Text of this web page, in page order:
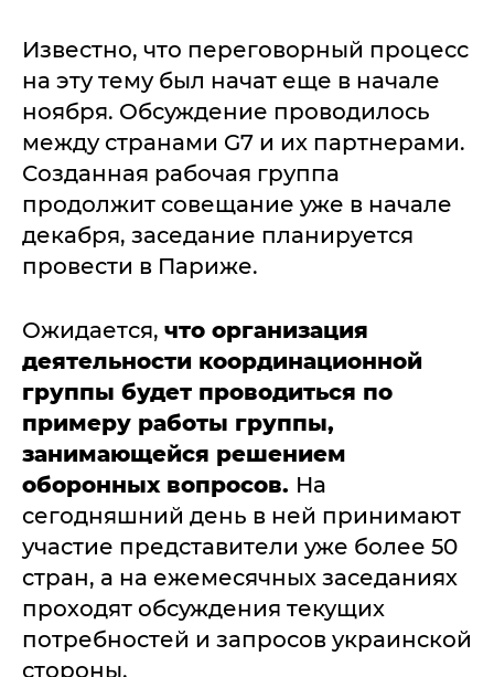
Известно, что переговорный процесс
на эту тему был начат еще в начале
ноября. Обсуждение проводилось
между странами G7 и их партнерами.
Созданная рабочая группа
продолжит совещание уже в начале
декабря, заседание планируется
провести в Париже.
Ожидается, что организация
деятельности координационной
группы будет проводиться по
примеру работы группы,
занимающейся решением
оборонных вопросов. На
сегодняшний день в ней принимают
участие представители уже более 50
стран, а на ежемесячных заседаниях
проходят обсуждения текущих
потребностей и запросов украинской
стороны.